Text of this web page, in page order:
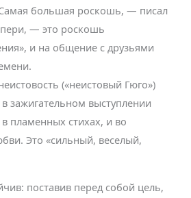
большая роскошь, — писал
— это роскошь
и на общение с друзьями
(«неистовый Гюго»)
зажигательном выступлении
пламенных стихах, и во
Это «сильный, веселый,
поставив перед собой цель,